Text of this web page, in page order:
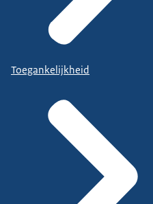
Toegankelijkheid